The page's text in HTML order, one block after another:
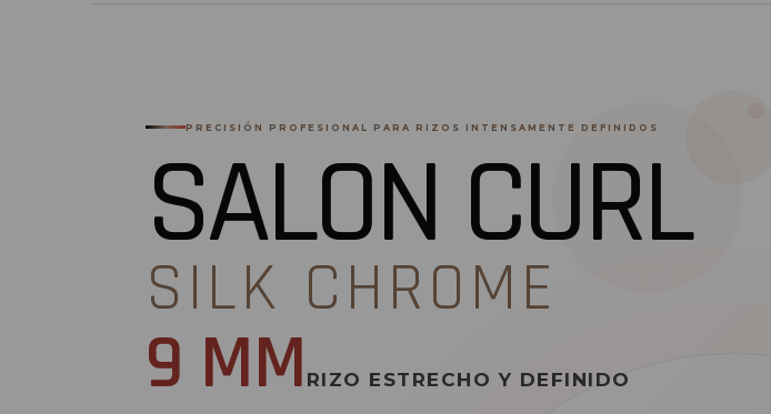
PRECISIÓN PROFESIONAL PARA RIZOS INTENSAMENTE DEFINIDOS
SALON CURL
SILK CHROME
9 MM RIZO ESTRECHO Y DEFINIDO